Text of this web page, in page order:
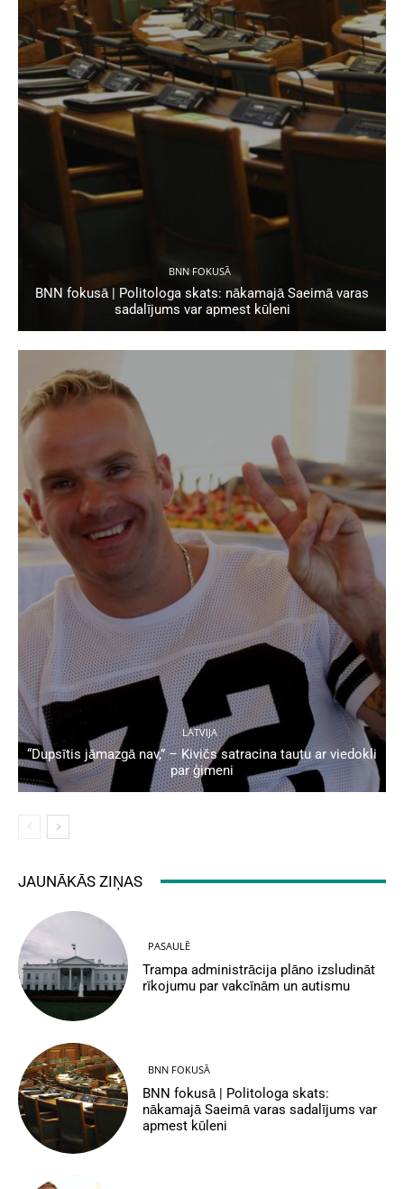
BNN FOKUSĀ
BNN fokusā | Politologa skats: nākamajā Saeimā varas
sadalījums var apmest kūleni
LATVIJA
“Dupsītis jāmazgā nav,” – Kivičs satracina tautu ar viedokli
par ģimeni
JAUNĀKĀS ZIŅAS
PASAULĒ
Trampa administrācija plāno izsludināt
rīkojumu par vakcīnām un autismu
BNN FOKUSĀ
BNN fokusā | Politologa skats:
nākamajā Saeimā varas sadalījums var
apmest kūleni